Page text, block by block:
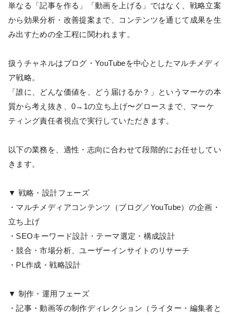
単なる「記事を作る」「動画を上げる」ではなく、戦略立案
から効果分析・改善提案まで、コンテンツを通じて成果を生
み出すための全工程に関われます。
扱うチャネルはブログ・YouTubeを中心としたマルチメディ
ア戦略。
「誰に、どんな価値を、どう届けるか？」というマーケの本
質から考え抜き、0→1の立ち上げ〜グロースまで、マーケ
ティング責任者視点で実行していただきます。
以下の業務を、適性・志向に合わせて段階的にお任せしてい
きます。
▼ 戦略・設計フェーズ
・マルチメディアコンテンツ（ブログ／YouTube）の企画・
立ち上げ
・SEOキーワード設計・テーマ選定・構成設計
・競合・市場分析、ユーザーインサイトのリサーチ
・PL作成・戦略設計
▼ 制作・運用フェーズ
・記事・動画等の制作ディレクション（ライター・編集者と